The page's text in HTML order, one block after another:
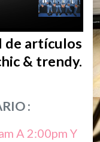
de artículos
& trendy.
:
A 2:00pm Y